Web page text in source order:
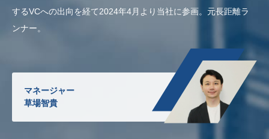
するVCへの出向を経て2024年4月より当社に参画。元長距離ラ
ンナー。
マネージャー
草場智貴